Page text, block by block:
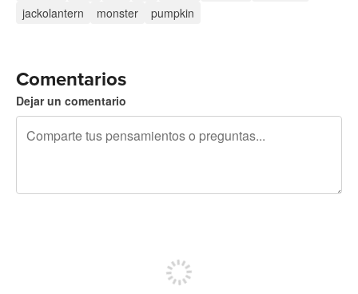
jackolantern
monster pumpkin
Comentarios
Dejar un comentario